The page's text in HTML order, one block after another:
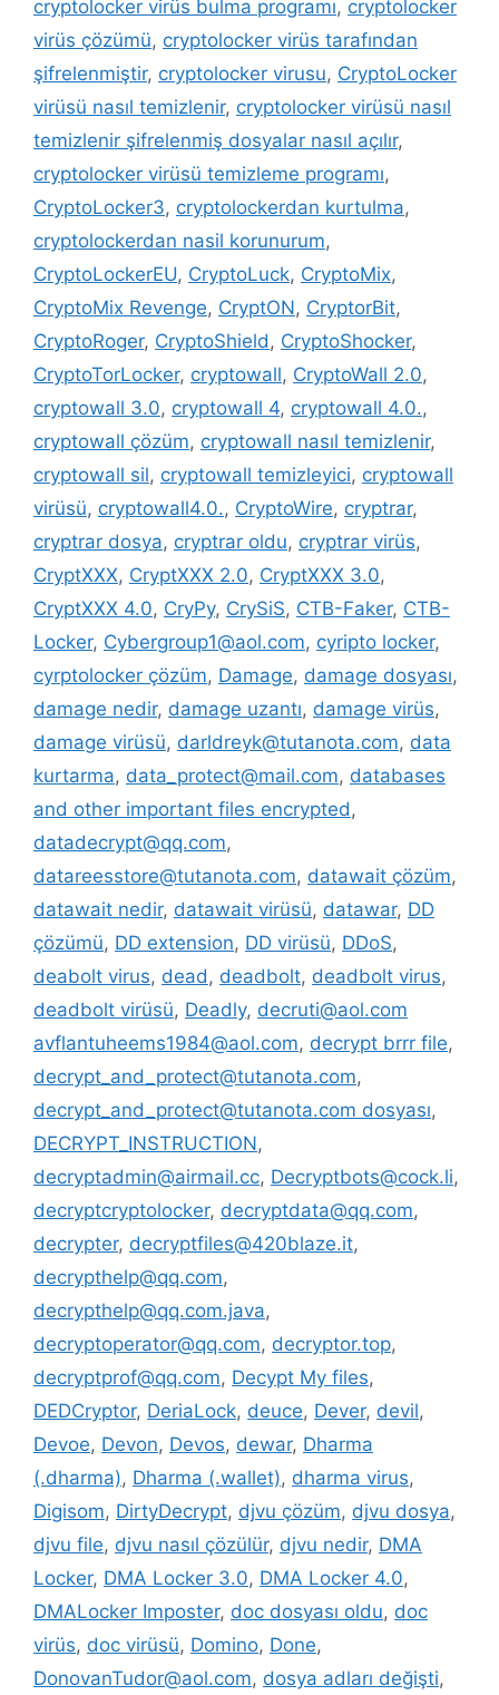
cryptolocker virüs bulma programı, cryptolocker
virüs çözümü, cryptolocker virüs tarafından
şifrelenmiştir, cryptolocker virusu, CryptoLocker
virüsü nasıl temizlenir, cryptolocker virüsü nasıl
temizlenir şifrelenmiş dosyalar nasıl açılır,
cryptolocker virüsü temizleme programı,
CryptoLocker3, cryptolockerdan kurtulma,
cryptolockerdan nasil korunurum,
CryptoLockerEU, CryptoLuck, CryptoMix,
CryptoMix Revenge, CryptON, CryptorBit,
CryptoRoger, CryptoShield, CryptoShocker,
CryptoTorLocker, cryptowall, CryptoWall 2.0,
cryptowall 3.0, cryptowall 4, cryptowall 4.0.,
cryptowall çözüm, cryptowall nasıl temizlenir,
cryptowall sil, cryptowall temizleyici, cryptowall
virüsü, cryptowall4.0., CryptoWire, cryptrar,
cryptrar dosya, cryptrar oldu, cryptrar virüs,
CryptXXX, CryptXXX 2.0, CryptXXX 3.0,
CryptXXX 4.0, CryPy, CrySiS, CTB-Faker, CTB-
Locker, Cybergroup1@aol.com, cyripto locker,
cyrptolocker çözüm, Damage, damage dosyası,
damage nedir, damage uzantı, damage virüs,
damage virüsü, darldreyk@tutanota.com, data
kurtarma, data_protect@mail.com, databases
and other important files encrypted,
datadecrypt@qq.com,
datareesstore@tutanota.com, datawait çözüm,
datawait nedir, datawait virüsü, datawar, DD
çözümü, DD extension, DD virüsü, DDoS,
deabolt virus, dead, deadbolt, deadbolt virus,
deadbolt virüsü, Deadly, decruti@aol.com
avflantuheems1984@aol.com, decrypt brrr file,
decrypt_and_protect@tutanota.com,
decrypt_and_protect@tutanota.com dosyası,
DECRYPT_INSTRUCTION,
decryptadmin@airmail.cc, Decryptbots@cock.li,
decryptcryptolocker, decryptdata@qq.com,
decrypter, decryptfiles@420blaze.it,
decrypthelp@qq.com,
decrypthelp@qq.com.java,
decryptoperator@qq.com, decryptor.top,
decryptprof@qq.com, Decypt My files,
DEDCryptor, DeriaLock, deuce, Dever, devil,
Devoe, Devon, Devos, dewar, Dharma
(.dharma), Dharma (.wallet), dharma virus,
Digisom, DirtyDecrypt, djvu çözüm, djvu dosya,
djvu file, djvu nasıl çözülür, djvu nedir, DMA
Locker, DMA Locker 3.0, DMA Locker 4.0,
DMALocker Imposter, doc dosyası oldu, doc
virüs, doc virüsü, Domino, Done,
DonovanTudor@aol.com, dosya adları değişti,